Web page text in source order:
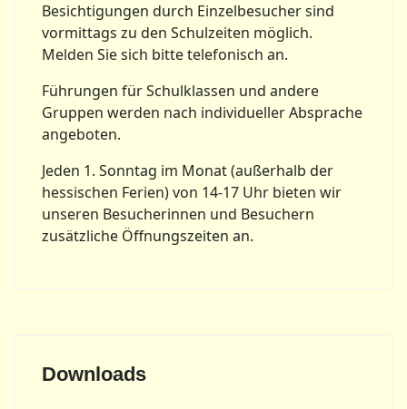
Besichtigungen durch Einzelbesucher sind
vormittags zu den Schulzeiten möglich.
Melden Sie sich bitte telefonisch an.
Führungen für Schulklassen und andere
Gruppen werden nach individueller Absprache
angeboten.
Jeden 1. Sonntag im Monat (außerhalb der
hessischen Ferien) von 14-17 Uhr bieten wir
unseren Besucherinnen und Besuchern
zusätzliche Öffnungszeiten an.
Downloads